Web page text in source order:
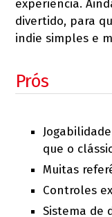
experiência.
divertido, para
indie simples e
Prós
que o
Muitas
Controles
Sistema de